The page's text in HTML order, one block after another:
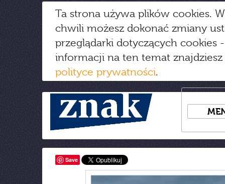
Ta strona używa plików cookies.
chwili możesz dokonać zmiany
przeglądarki dotyczących cookies
informacji na ten temat
polityce prywatności.
Save